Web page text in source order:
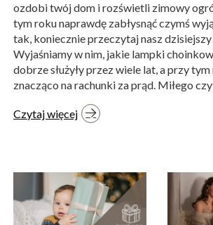
ozdobi twój dom i rozświetli zimowy
tym roku naprawdę zabłysnąć czymś
tak, koniecznie przeczytaj nasz
Wyjaśniamy w nim, jakie lampki
dobrze służyły przez wiele lat, a przy tym
znacząco na rachunki za prąd. Miłego
Czytaj więcej